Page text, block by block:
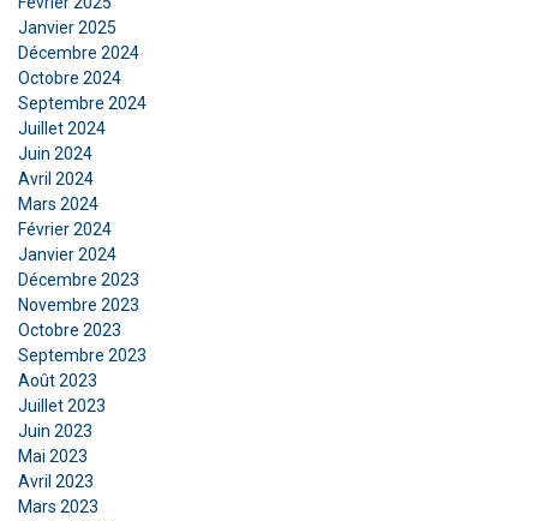
Janvier 2025
Décembre 2024
Octobre 2024
Septembre 2024
Juillet 2024
Juin 2024
Avril 2024
Mars 2024
Février 2024
Janvier 2024
Décembre 2023
Novembre 2023
Octobre 2023
Septembre 2023
Août 2023
Juillet 2023
Juin 2023
Mai 2023
Avril 2023
Mars 2023